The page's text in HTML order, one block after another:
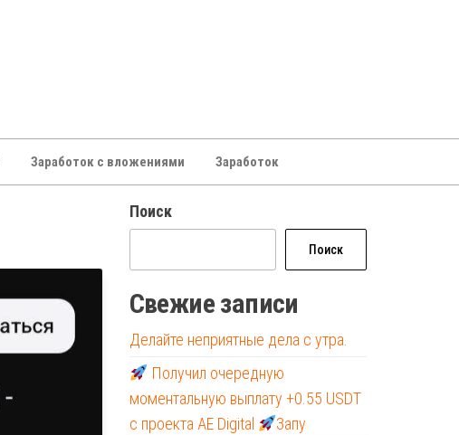
Заработок с вложениями Заработок
Поиск
Поиск
Свежие записи
Делайте неприятные дела с утра.
Получил очередную
моментальную выплату +0.55 USDT
с проекта AE Digital
Запу